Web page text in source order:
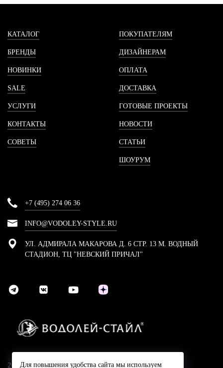
КАТАЛОГ
БРЕНДЫ
НОВИНКИ
SALE
УСЛУГИ
КОНТАКТЫ
СОВЕТЫ
ПОКУПАТЕЛЯМ
ДИЗАЙНЕРАМ
ОПЛАТА
ДОСТАВКА
ГОТОВЫЕ ПРОЕКТЫ
НОВОСТИ
СТАТЬИ
ШОУРУМ
+7 (495) 274 06 36
INFO@VODOLEY-STYLE.RU
УЛ. АДМИРАЛА МАКАРОВА Д. 6 СТР. 13 М. ВОДНЫЙ
СТАДИОН, ТЦ "НЕВСКИЙ ПРИЧАЛ"
2024 © Компания Водолей-Cтайл
Для повышения удобства сайта мы используем